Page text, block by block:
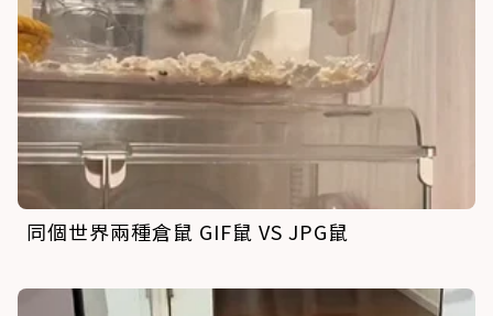
同個世界兩種倉鼠 GIF鼠 VS JPG鼠